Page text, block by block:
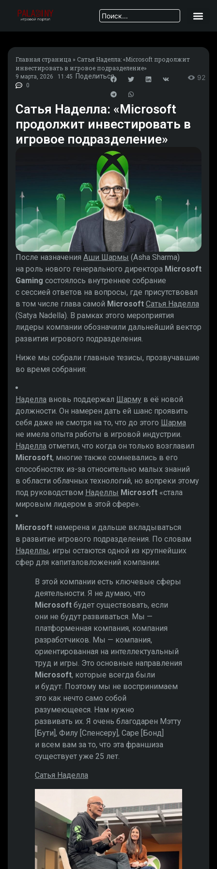
Главная страница » Сатья Наделла: «Microsoft продолжит
инвестировать в игровое подразделение»
9 марта, 2026
11:45
0
Поделиться 92
Сатья Наделла: «Microsoft
продолжит инвестировать в
игровое подразделение»
После назначения Аши Шармы (Asha Sharma)
на роль нового генерального директора Microsoft
Gaming состоялось внутреннее собрание
с сессией ответов на вопросы, где присутствовал
в том числе глава самой Microsoft Сатья Наделла
(Satya Nadella). В рамках этого мероприятия
лидеры компании обозначили дальнейший вектор
развития игрового подразделения.
Ниже мы собрали главные тезисы, прозвучавшие
во время собрания:
Наделла вновь поддержал Шарму в её новой
должности. Он намерен дать ей шанс проявить
себя даже не смотря на то, что до этого Шарма
не имела опыта работы в игровой индустрии.
Наделла отметил, что когда он только возглавил
Microsoft, многие также сомневались в его
способностях из-за относительно малых знаний
в области облачных технологий, но вопреки этому
под руководством Наделлы Microsoft «стала
мировым лидером в этой сфере».
Microsoft намерена и дальше вкладываться
в развитие игрового подразделения. По словам
Наделлы, игры остаются одной из крупнейших
сфер для капиталовложений компании.
В этой компании есть ключевые сферы
деятельности. Я не думаю, что
Microsoft будет существовать, если
они не будут развиваться. Мы —
платформенная компания, компания
разработчиков. Мы — компания,
ориентированная на интеллектуальный
труд и игры. Это основные направления
Microsoft, которые всегда были
и будут. Поэтому мы не воспринимаем
это как нечто само собой
разумеющееся. Нам нужно
развивать их. Я очень благодарен Мэтту
[Бути], Филу [Спенсеру], Саре [Бонд]
и всем вам за то, что эта франшиза
существует уже 25 лет.
Сатья Наделла